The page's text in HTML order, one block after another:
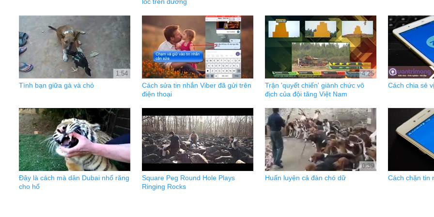
1:54
Tình bạn giữa gà và chó
Cách sửa tin nhắn Viber đã gửi trên
điện thoại
4:25
Trận 'quyết chiến' giành chức vô
địch của đội tăng Việt Nam
Cách chia sẻ
Đây là cách mà dân Dubai nhổ răng
cho hổ
Square Peg Round Hole Plays
Ringing Rocks
0:39
Huấn luyện cả đàn chó dữ Cách chặn tin